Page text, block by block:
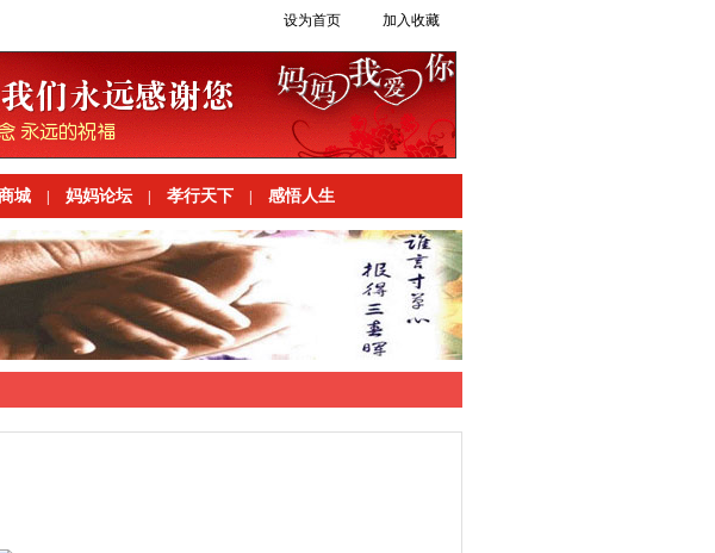
设为首页 加入收藏
城 妈妈论坛| 孝行天下 感悟人生